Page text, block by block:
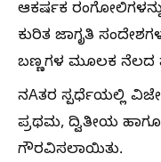
ಆಕರ್ಷಕ
ಕುರಿತ ಜಾಗೃತಿ
ಬಣ್ಣಗಳ ಮೂಲಕ
ನAತರ ಸ್ಪರ್ಧೆಯಲ್ಲಿ
ಪ್ರಥಮ, ದ್ವಿತೀಯ
ಗೌರವಿಸಲಾಯಿತು.